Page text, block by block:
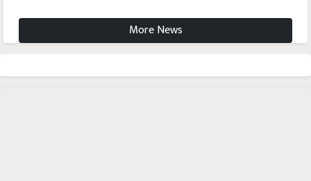
More News